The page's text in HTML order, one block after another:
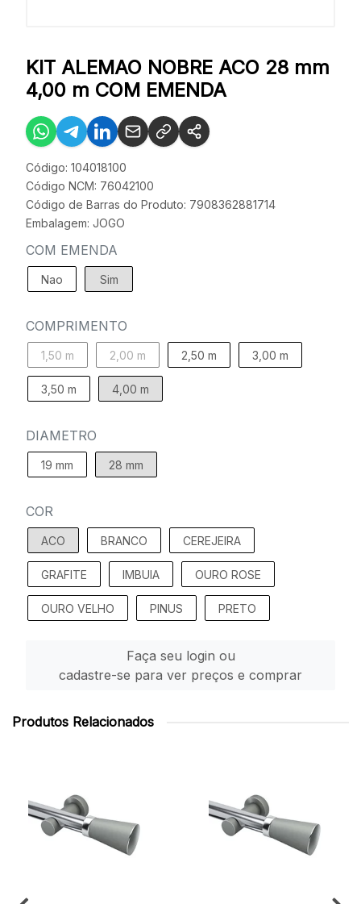
KIT ALEMAO NOBRE ACO 28 mm
4,00 m COM EMENDA
Código: 104018100
Código NCM: 76042100
Código de Barras do Produto: 7908362881714
Embalagem: JOGO
COM EMENDA
Nao Sim
COMPRIMENTO
1,50 m 2,00 m 2,50 m 3,00 m
3,50 m 4,00 m
DIAMETRO
19 mm 28 mm
COR
ACO BRANCO CEREJEIRA
GRAFITE IMBUIA OURO ROSE
OURO VELHO PINUS PRETO
Faça seu login ou
cadastre-se para ver preços e comprar
Produtos Relacionados